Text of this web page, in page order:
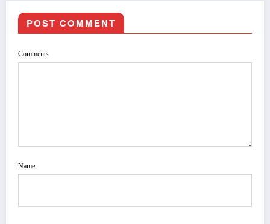
POST COMMENT
Comments
Name